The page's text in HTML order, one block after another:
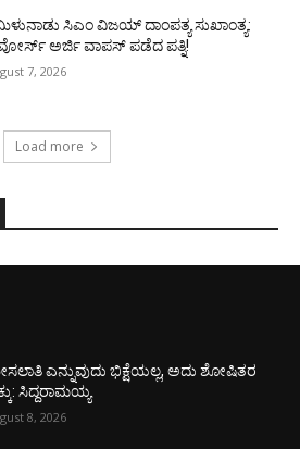
ಸಿಎಂ ವಿಜಯ್‌ ದಾಂಪತ್ಯ ಸುಖಾಂತ್ಯ:
ಅರ್ಜಿ ವಾಪಸ್‌ ಪಡೆದ ಪತ್ನಿ!
7, 2026
Load more
ಎನ್ನುವುದು ಭಿಕ್ಷೆಯಲ್ಲ, ಅದು ಶೋಷಿತರ
ಸಿದ್ದರಾಮಯ್ಯ
8, 2026